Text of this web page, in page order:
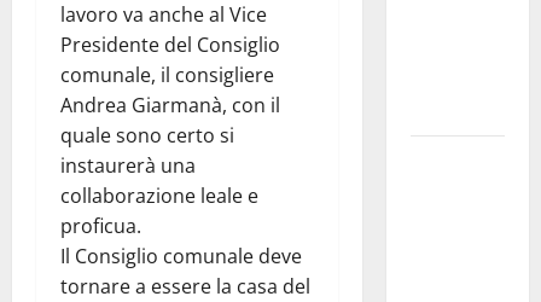
lavoro va anche al Vice
Presidente del Consiglio
comunale, il consigliere
Andrea Giarmanà, con il
quale sono certo si
instaurerà una
collaborazione leale e
proficua.
Il Consiglio comunale deve
tornare a essere la casa del